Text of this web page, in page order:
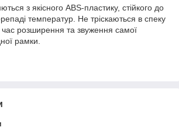
з якісного ABS-пластику, стійкого до
температур. Не тріскаються в спеку
час розширення та звуження самої
рамки.